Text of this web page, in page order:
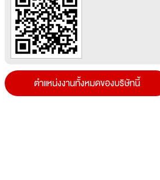
ตำแหน่งงานทั้งหมดของบริษัทนี้